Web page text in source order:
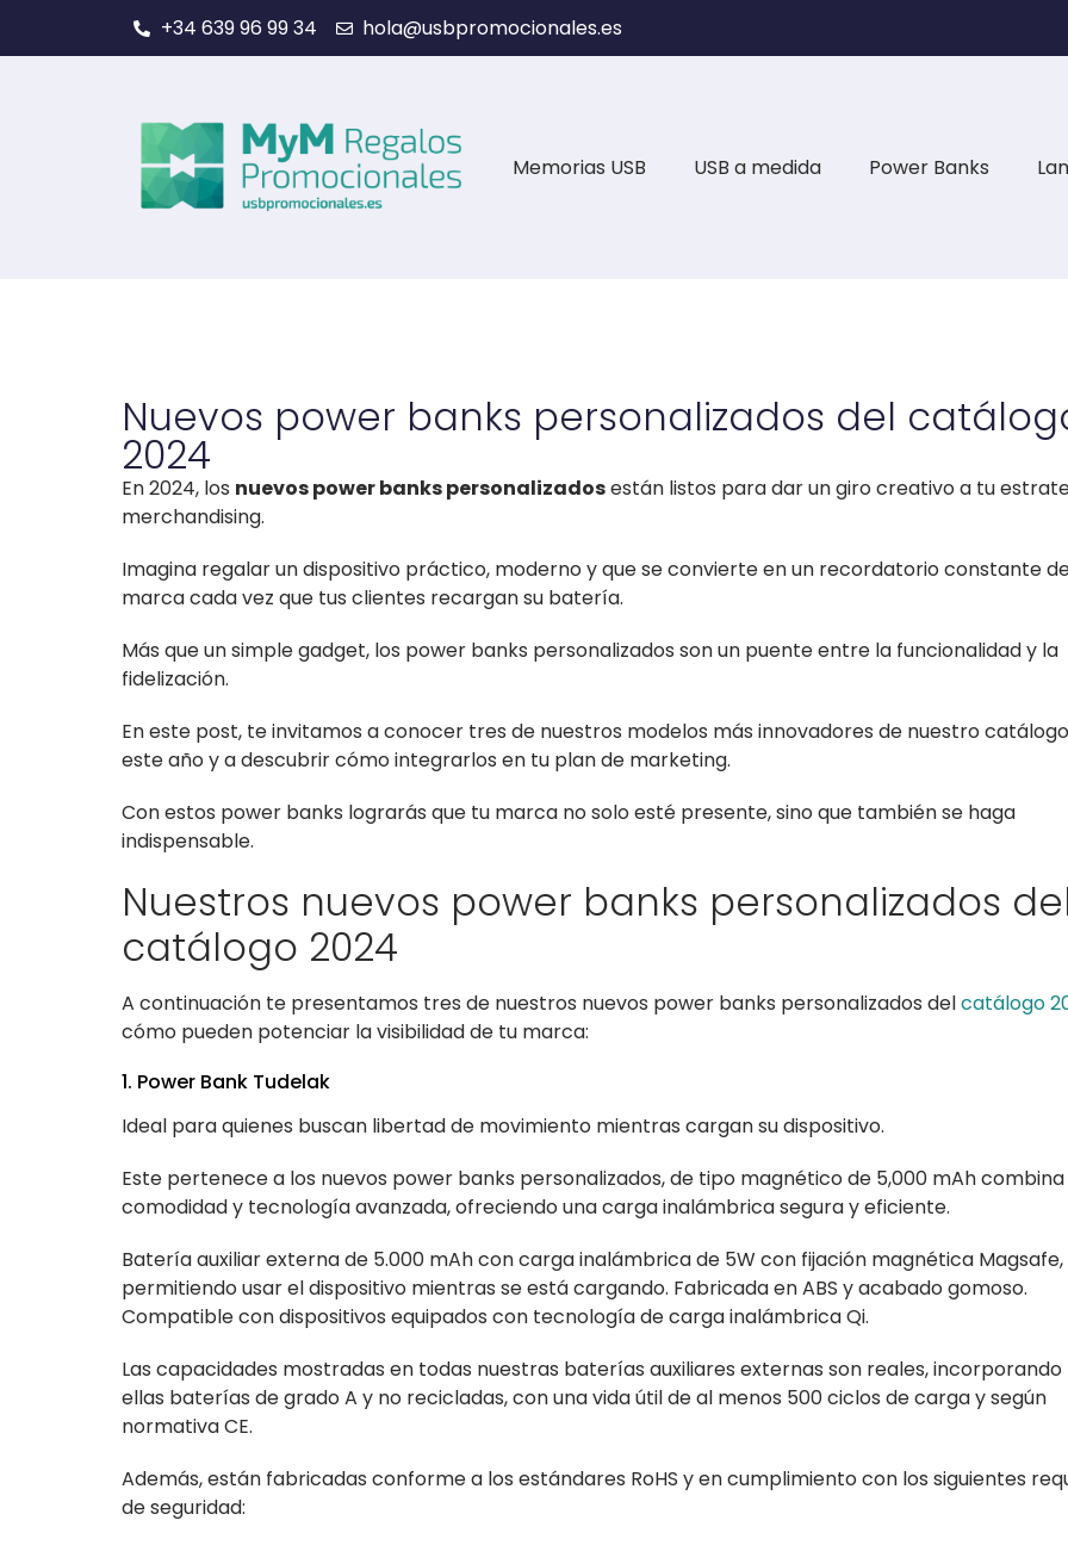
+34 639 96 99 34 hola@usbpromocionales.es
Memorias USB USB a medida Power Banks
Nuevos power banks personalizados del
2024
En 2024, los nuevos power banks personalizadosestán listos para dar un giro creativo a tu
merchandising.
Imagina regalar un dispositivo práctico, moderno y que se convierte en un recordatorio constante
marca cada vez que tus clientes recargan su batería.
Más que un simple gadget, los power banks personalizados son un puente entre la funcionalidad y la
fidelización.
En este post, te invitamos a conocer tres de nuestros modelos más innovadores de nuestro
este año y a descubrir cómo integrarlos en tu plan de marketing.
Con estos power banks lograrás que tu marca no solo esté presente, sino que también se haga
indispensable.
Nuestros nuevos power banks personalizados
catálogo 2024
A continuación te presentamos tres de nuestros nuevos power banks personalizados delcatálogo
cómo pueden potenciar la visibilidad de tu marca:
1. Power Bank Tudelak
Ideal para quienes buscan libertad de movimiento mientras cargan su dispositivo.
Este pertenece a los nuevos power banks personalizados, de tipo magnético de 5,000 mAh combina
comodidad y tecnología avanzada, ofreciendo una carga inalámbrica segura y eficiente.
Batería auxiliar externa de 5.000 mAh con carga inalámbrica de 5W con fijación magnética Magsafe,
permitiendo usar el dispositivo mientras se está cargando. Fabricada en ABS y acabado gomoso.
Compatible con dispositivos equipados con tecnología de carga inalámbrica Qi.
Las capacidades mostradas en todas nuestras baterías auxiliares externas son reales,
ellas baterías de grado A y no recicladas, con una vida útil de al menos 500 ciclos de carga y según
normativa CE.
Además, están fabricadas conforme a los estándares RoHS y en cumplimiento con los siguientes
de seguridad: